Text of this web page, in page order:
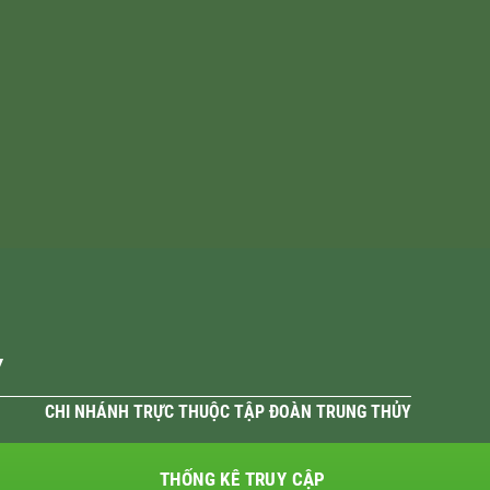
CHI NHÁNH TRỰC THUỘC TẬP ĐOÀN TRUNG THỦY
THỐNG KÊ TRUY CẬP